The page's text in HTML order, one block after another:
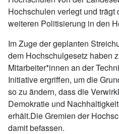
Hochschulen verlegt und
weiteren Politisierung in den
Im Zuge der geplanten
dem Hochschulgesetz haben
Mitarbeiter*innen an der
Initiative ergriffen, um die
so zu ändern, dass die
Demokratie und
erhält.Die Gremien der
damit befassen.